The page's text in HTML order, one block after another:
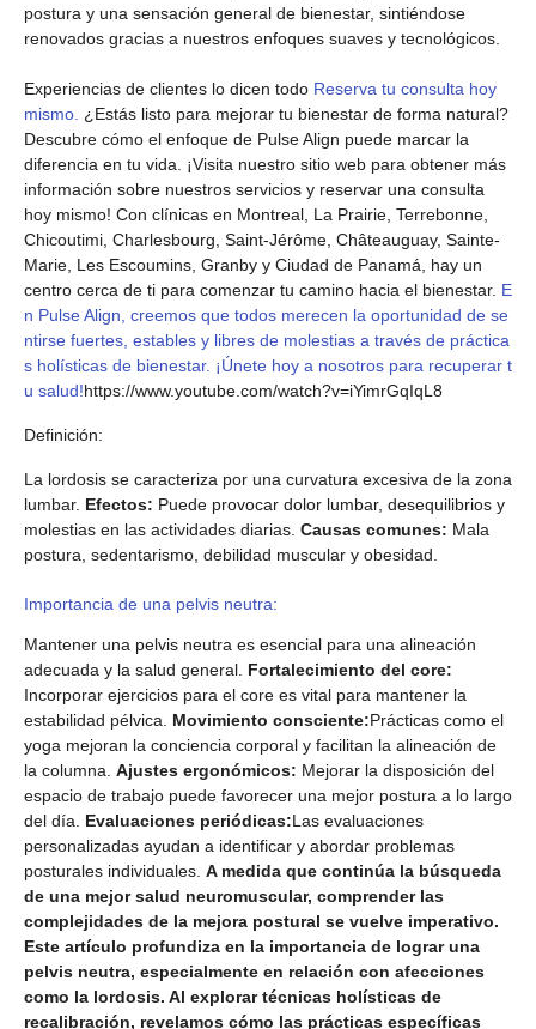
postura y una sensación general de bienestar, sintiéndose
renovados gracias a nuestros enfoques suaves y tecnológicos.
Experiencias de clientes lo dicen todo Reserva tu consulta hoy
mismo. ¿Estás listo para mejorar tu bienestar de forma natural?
Descubre cómo el enfoque de Pulse Align puede marcar la
diferencia en tu vida. ¡Visita nuestro sitio web para obtener más
información sobre nuestros servicios y reservar una consulta
hoy mismo! Con clínicas en Montreal, La Prairie, Terrebonne,
Chicoutimi, Charlesbourg, Saint-Jérôme, Châteauguay, Sainte-
Marie, Les Escoumins, Granby y Ciudad de Panamá, hay un
centro cerca de ti para comenzar tu camino hacia el bienestar. E
n Pulse Align, creemos que todos merecen la oportunidad de se
ntirse fuertes, estables y libres de molestias a través de práctica
s holísticas de bienestar. ¡Únete hoy a nosotros para recuperar t
u salud!https://www.youtube.com/watch?v=iYimrGqIqL8
Definición:
La lordosis se caracteriza por una curvatura excesiva de la zona
lumbar. Efectos: Puede provocar dolor lumbar, desequilibrios y
molestias en las actividades diarias. Causas comunes: Mala
postura, sedentarismo, debilidad muscular y obesidad.
Importancia de una pelvis neutra:
Mantener una pelvis neutra es esencial para una alineación
adecuada y la salud general. Fortalecimiento del core:
Incorporar ejercicios para el core es vital para mantener la
estabilidad pélvica. Movimiento consciente:Prácticas como el
yoga mejoran la conciencia corporal y facilitan la alineación de
la columna. Ajustes ergonómicos: Mejorar la disposición del
espacio de trabajo puede favorecer una mejor postura a lo largo
del día. Evaluaciones periódicas:Las evaluaciones
personalizadas ayudan a identificar y abordar problemas
posturales individuales. A medida que continúa la búsqueda
de una mejor salud neuromuscular, comprender las
complejidades de la mejora postural se vuelve imperativo.
Este artículo profundiza en la importancia de lograr una
pelvis neutra, especialmente en relación con afecciones
como la lordosis. Al explorar técnicas holísticas de
recalibración, revelamos cómo las prácticas específicas